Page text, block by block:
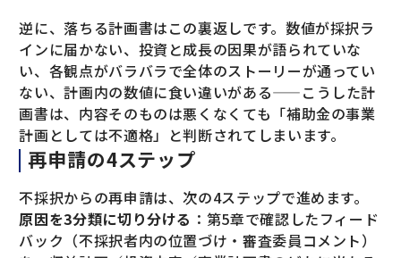
逆に、落ちる計画書はこの裏返しです。数値が採択ラ
インに届かない、投資と成長の因果が語られていな
い、各観点がバラバラで全体のストーリーが通ってい
ない、計画内の数値に食い違いがある——こうした計
画書は、内容そのものは悪くなくても「補助金の事業
計画としては不適格」と判断されてしまいます。
再申請の4ステップ
不採択からの再申請は、次の4ステップで進めます。
原因を3分類に切り分ける ：第5章で確認したフィード
バック（不採択者内の位置づけ・審査委員コメント）